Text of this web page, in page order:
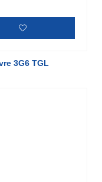
3G6 TGL